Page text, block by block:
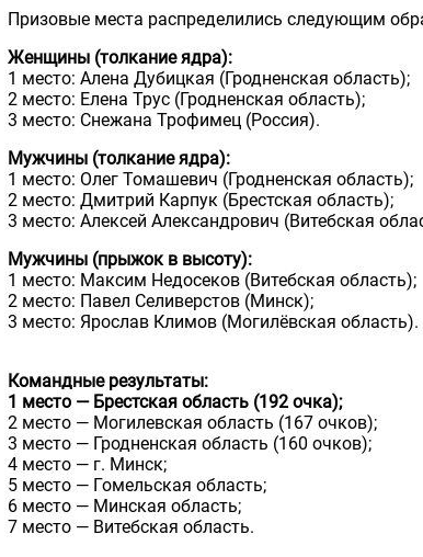
Призовые места распределились следующим
Женщины (толкание ядра):
1 место: Алена Дубицкая (Гродненская область);
2 место: Елена Трус (Гродненская область);
3 место: Снежана Трофимец (Россия).
Мужчины (толкание ядра):
1 место: Олег Томашевич (Гродненская область);
2 место: Дмитрий Карпук (Брестская область);
3 место: Алексей Александрович (Витебская
Мужчины (прыжок в высоту):
1 место: Максим Недосеков (Витебская область);
2 место: Павел Селиверстов (Минск);
3 место: Ярослав Климов (Могилёвская область).
Командные результаты:
1 место — Брестская область (192 очка);
2 место — Могилевская область (167 очков);
3 место — Гродненская область (160 очков);
4 место — г. Минск;
5 место — Гомельская область;
6 место — Минская область;
7 место — Витебская область.